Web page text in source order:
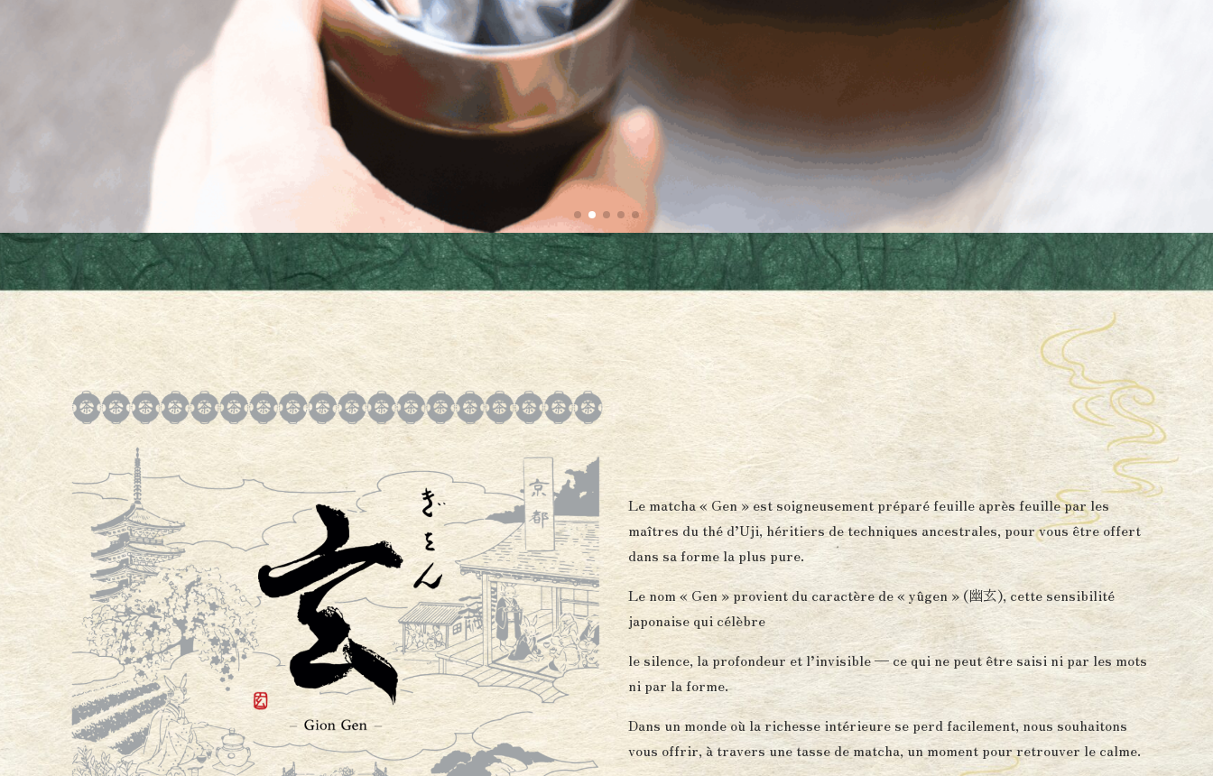
Le matcha « Gen » est soigneusement préparé feuille après feuille par les
maîtres du thé d’Uji, héritiers de techniques ancestrales, pour vous être offert
dans sa forme la plus pure.
Le nom « Gen » provient du caractère de « yûgen » (幽玄), cette sensibilité
japonaise qui célèbre
le silence, la profondeur et l’invisible — ce qui ne peut être saisi ni par les mots
ni par la forme.
Dans un monde où la richesse intérieure se perd facilement, nous souhaitons
vous offrir, à travers une tasse de matcha, un moment pour retrouver le calme.